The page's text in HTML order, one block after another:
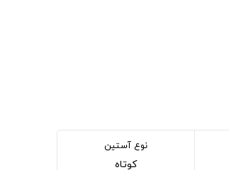
نوع آستین
کوتاه